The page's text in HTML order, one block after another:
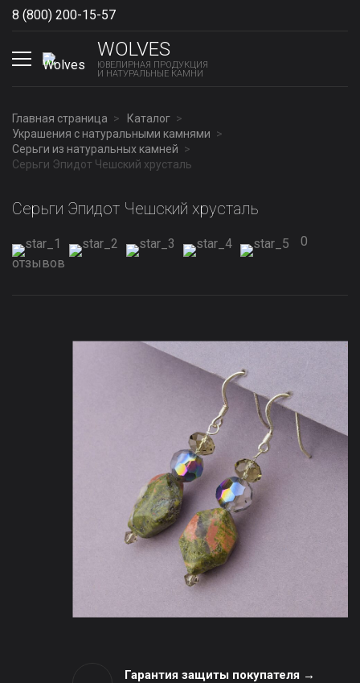
8 (800) 200-15-57
WOLVES
ЮВЕЛИРНАЯ ПРОДУКЦИЯ
И НАТУРАЛЬНЫЕ КАМНИ
Главная страница
Каталог
Украшения с натуральными камнями
Серьги из натуральных камней
Серьги Эпидот Чешский хрусталь
Серьги Эпидот Чешский хрусталь
0
отзывов
Гарантия защиты покупателя →